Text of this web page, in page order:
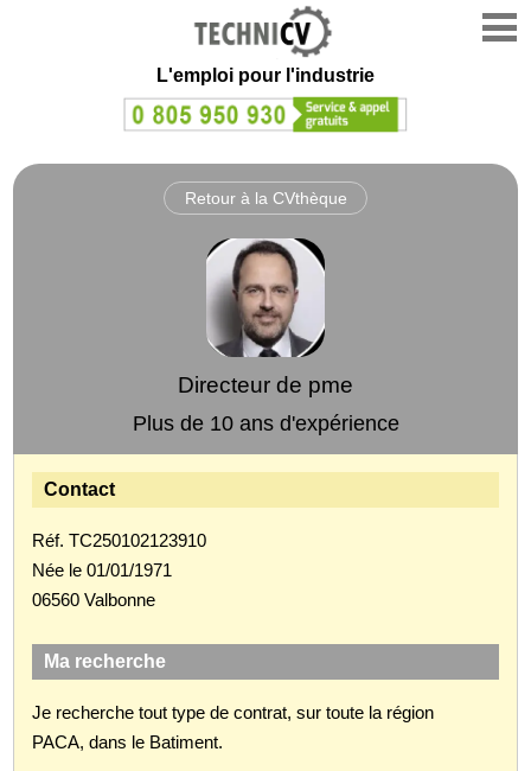
L'emploi pour l'industrie
Retour à la CVthèque
Directeur de pme
Plus de 10 ans d'expérience
Contact
Réf. TC250102123910
Née le 01/01/1971
06560 Valbonne
Ma recherche
Je recherche tout type de contrat, sur toute la région
PACA, dans le Batiment.